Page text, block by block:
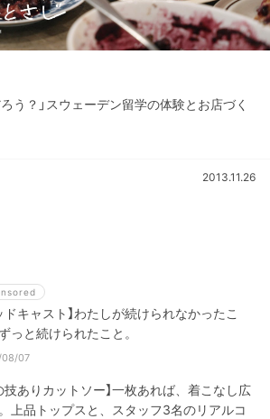
う？」スウェーデン留学の体験とお店づく
2013.11.26
ドキャスト】わたしが続けられなかったこ
っと続けられたこと。
07
技ありカットソー】一枚あれば、着こなし広
上品トップスと、スタッフ3名のリアルコ